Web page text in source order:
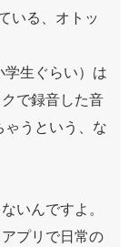
いる、オトッ
生ぐらい）は
で録音した音
うという、な
いんですよ。
プリで日常の